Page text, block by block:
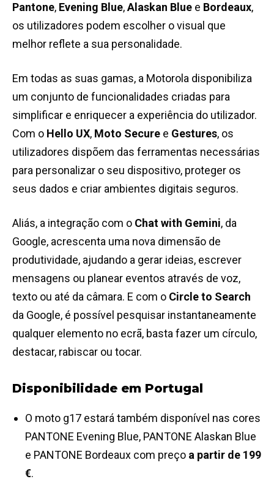
Pantone, Evening Blue,Alaskan Blue e Bordeaux,
os utilizadores podem escolher o visual que
melhor reflete a sua personalidade.
Em todas as suas gamas, a Motorola disponibiliza
um conjunto de funcionalidades criadas para
simplificar e enriquecer a experiência do utilizador.
Com o Hello UX, Moto Secure e Gestures, os
utilizadores dispõem das ferramentas necessárias
para personalizar o seu dispositivo, proteger os
seus dados e criar ambientes digitais seguros.
Aliás, a integração com o Chat with Gemini, da
Google, acrescenta uma nova dimensão de
produtividade, ajudando a gerar ideias, escrever
mensagens ou planear eventos através de voz,
texto ou até da câmara. E com o Circle to Search
da Google, é possível pesquisar instantaneamente
qualquer elemento no ecrã, basta fazer um círculo,
destacar, rabiscar ou tocar.
Disponibilidade em Portugal
O moto g17 estará também disponível nas cores
PANTONE Evening Blue, PANTONE Alaskan Blue
e PANTONE Bordeaux com preço a partir de 199
€.